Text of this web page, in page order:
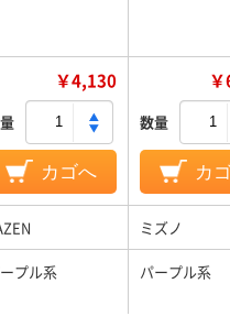
￥4,130
カゴへ
数量
カ
ミズノ
プル系 パープル系